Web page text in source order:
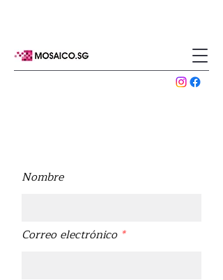
Nombre
Correo electrónico